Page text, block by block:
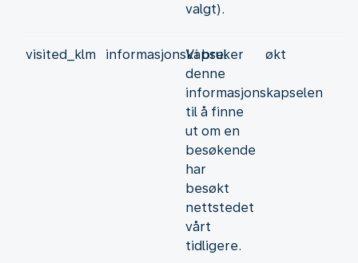
valgt).
visited_klm informasjonskapsel
Vi bruker
denne
informasjonskapselen
til å finne
ut om en
besøkende
har
besøkt
nettstedet
vårt
tidligere.
økt